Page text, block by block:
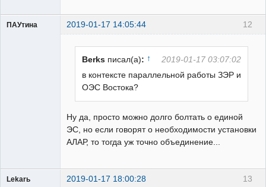
12
ПАУтина 2019-01-17 14:05:44
Berks писал(а): ↑
2019-01-17 03:07:02
в контексте параллельной работы ЗЭР и
ОЭС Востока?
Ну да, просто можно долго болтать о единой
ЭС, но если говорят о необходимости установки
АЛАР, то тогда уж точно объединение...
13
Lekarь 2019-01-17 18:00:28